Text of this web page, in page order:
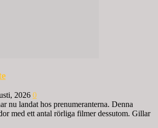
2026 0
nu landat hos prenumeranterna. Denna
med ett antal rörliga filmer dessutom. Gillar